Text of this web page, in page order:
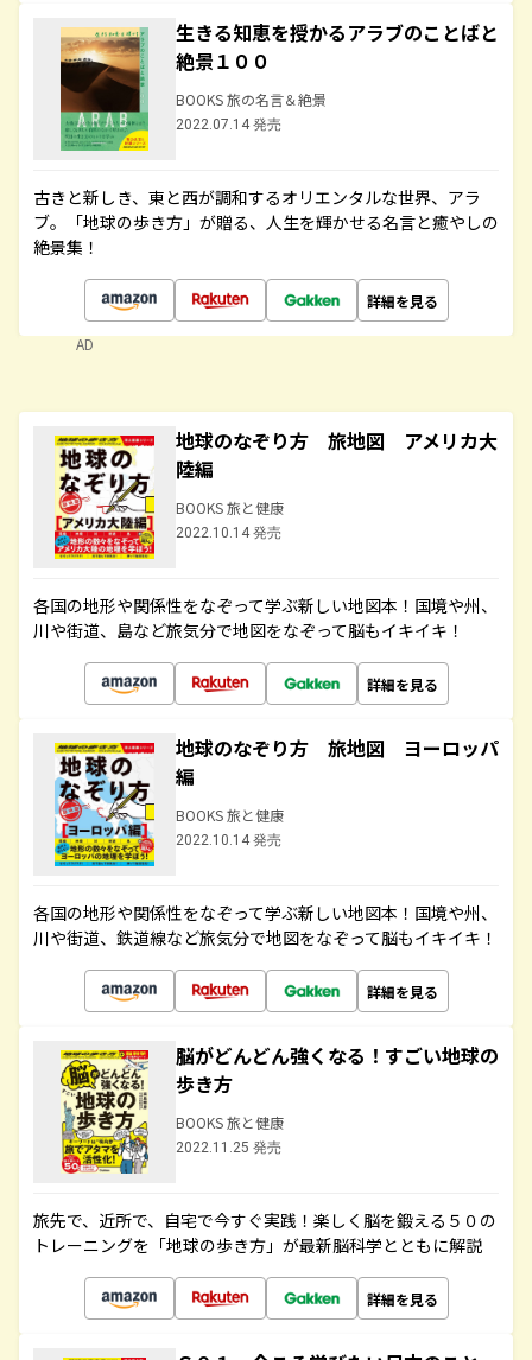
生きる知恵を授かるアラブのことばと
絶景１００
BOOKS 旅の名言＆絶景
2022.07.14 発売
古きと新しき、東と西が調和するオリエンタルな世界、アラ
ブ。「地球の歩き方」が贈る、人生を輝かせる名言と癒やしの
絶景集！
詳細を見る
AD
地球のなぞり方 旅地図 アメリカ大
陸編
BOOKS 旅と健康
2022.10.14 発売
各国の地形や関係性をなぞって学ぶ新しい地図本！国境や州、
川や街道、島など旅気分で地図をなぞって脳もイキイキ！
詳細を見る
地球のなぞり方 旅地図 ヨーロッパ
編
BOOKS 旅と健康
2022.10.14 発売
各国の地形や関係性をなぞって学ぶ新しい地図本！国境や州、
川や街道、鉄道線など旅気分で地図をなぞって脳もイキイキ！
詳細を見る
脳がどんどん強くなる！すごい地球の
歩き方
BOOKS 旅と健康
2022.11.25 発売
旅先で、近所で、自宅で今すぐ実践！楽しく脳を鍛える５０の
トレーニングを「地球の歩き方」が最新脳科学とともに解説
詳細を見る